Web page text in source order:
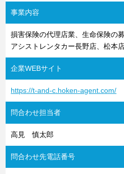
事業内容
損害保険の代理店業、生命保険の
アシストレンタカー長野店、松本店
企業WEBサイト
https://t-and-c.hoken-agent.com/
問合わせ担当者
高見 慎太郎
問合わせ先電話番号